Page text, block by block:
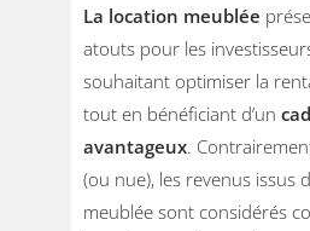
La location meublée
atouts pour les
souhaitant optimiser la
tout en bénéficiant d’un
avantageux.
(ou nue), les revenus issus
meublée sont considérés